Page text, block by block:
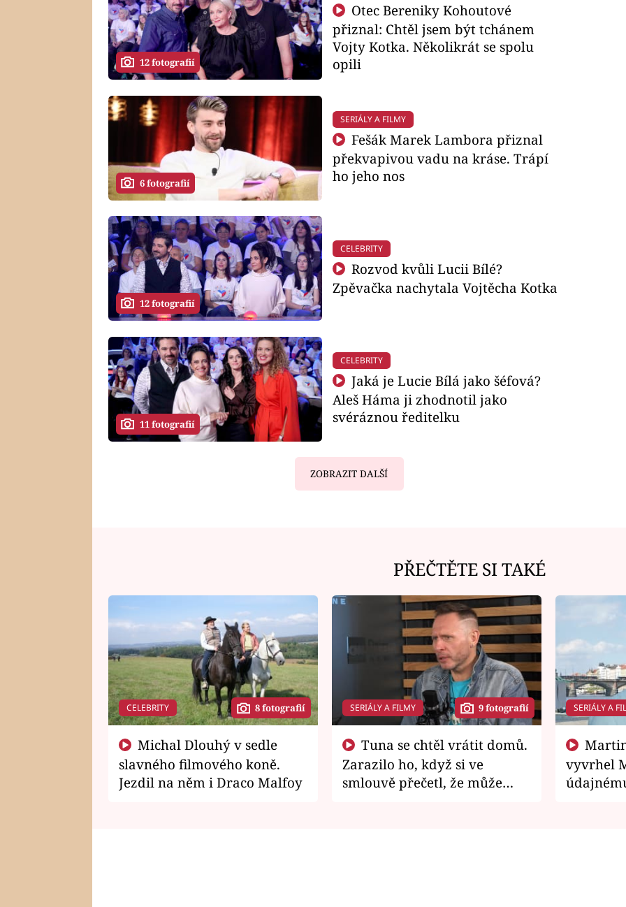
12 fotografií
Otec Bereniky Kohoutové
přiznal: Chtěl jsem být tchánem
Vojty Kotka. Několikrát se spolu
opili
6 fotografií
SERIÁLY A FILMY
Fešák Marek Lambora přiznal
překvapivou vadu na kráse. Trápí
ho jeho nos
12 fotografií
CELEBRITY
Rozvod kvůli Lucii Bílé?
Zpěvačka nachytala Vojtěcha Kotka
11 fotografií
CELEBRITY
Jaká je Lucie Bílá jako šéfová?
Aleš Háma ji zhodnotil jako
svéráznou ředitelku
ZOBRAZIT DALŠÍ
PŘEČTĚTE SI TAKÉ
CELEBRITY 8 fotografií
slavného filmového koně.
Jezdil na něm i Draco Malfoy
SERIÁLY A FILMY 9 fotografií
Zarazilo ho, když si ve
smlouvě přečetl, že může
SERIÁLY A
vyvrhel